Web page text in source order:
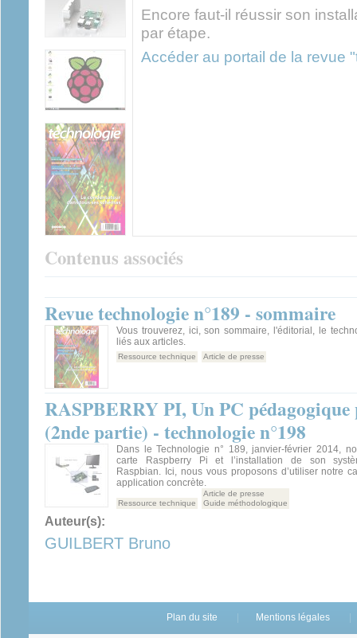
Encore faut-il réussir son
par étape.
Accéder au portail de la revue
Contenus associés
Revue technologie n°189 - sommaire
Vous trouverez, ici, son sommaire, l'éditorial, le
liés aux articles.
Ressource technique Article de presse
RASPBERRY PI, Un PC
(2nde partie) - technologie n°198
Dans le Technologie n° 189, janvier-février 2014,
carte Raspberry Pi et l’installation de son
Raspbian. Ici, nous vous proposons d’utiliser notre
application concrète.
Ressource technique
Article de presse
Guide méthodologique
Auteur(s):
GUILBERT Bruno
Plan du site Mentions légales